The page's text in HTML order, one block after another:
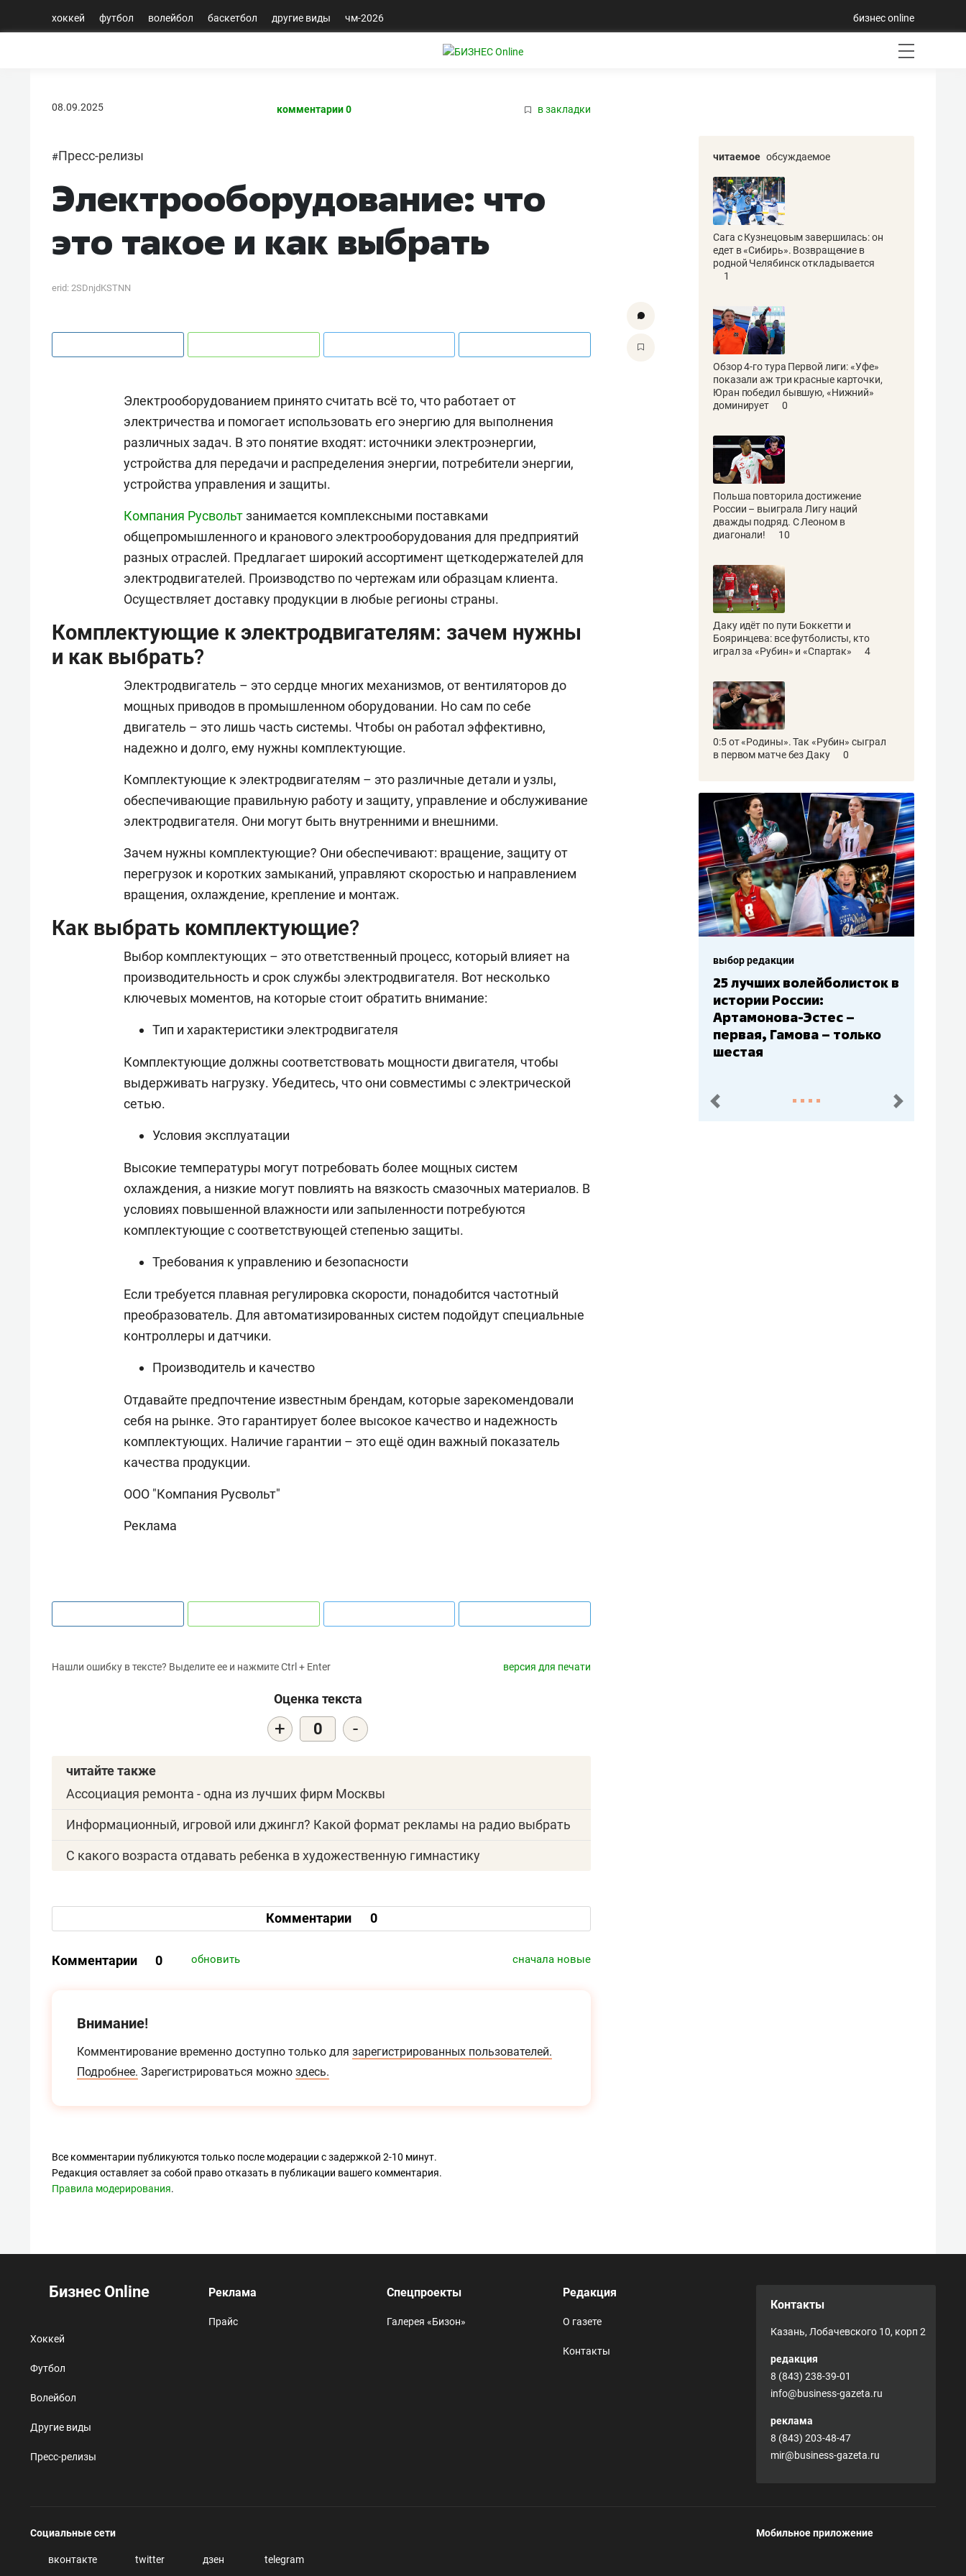
хоккей футбол волейбол баскетбол другие виды чм-2026 бизнес online
08.09.2025 комментарии 0 в закладки
#Пресс-релизы
Электрооборудование: что
это такое и как выбрать
erid: 2SDnjdKSTNN
Электрооборудованием принято считать всё то, что работает от
электричества и помогает использовать его энергию для выполнения
различных задач. В это понятие входят: источники электроэнергии,
устройства для передачи и распределения энергии, потребители энергии,
устройства управления и защиты.
Компания Русвольтзанимается комплексными поставками
общепромышленного и кранового электрооборудования для предприятий
разных отраслей. Предлагает широкий ассортимент щеткодержателей для
электродвигателей. Производство по чертежам или образцам клиента.
Осуществляет доставку продукции в любые регионы страны.
Комплектующие к электродвигателям: зачем нужны
и как выбрать?
Электродвигатель – это сердце многих механизмов, от вентиляторов до
мощных приводов в промышленном оборудовании. Но сам по себе
двигатель – это лишь часть системы. Чтобы он работал эффективно,
надежно и долго, ему нужны комплектующие.
Комплектующие к электродвигателям – это различные детали и узлы,
обеспечивающие правильную работу и защиту, управление и обслуживание
электродвигателя. Они могут быть внутренними и внешними.
Зачем нужны комплектующие? Они обеспечивают: вращение, защиту от
перегрузок и коротких замыканий, управляют скоростью и направлением
вращения, охлаждение, крепление и монтаж.
Как выбрать комплектующие?
Выбор комплектующих – это ответственный процесс, который влияет на
производительность и срок службы электродвигателя. Вот несколько
ключевых моментов, на которые стоит обратить внимание:
Тип и характеристики электродвигателя
Комплектующие должны соответствовать мощности двигателя, чтобы
выдерживать нагрузку. Убедитесь, что они совместимы с электрической
сетью.
Условия эксплуатации
Высокие температуры могут потребовать более мощных систем
охлаждения, а низкие могут повлиять на вязкость смазочных материалов. В
условиях повышенной влажности или запыленности потребуются
комплектующие с соответствующей степенью защиты.
Требования к управлению и безопасности
Если требуется плавная регулировка скорости, понадобится частотный
преобразователь. Для автоматизированных систем подойдут специальные
контроллеры и датчики.
Производитель и качество
Отдавайте предпочтение известным брендам, которые зарекомендовали
себя на рынке. Это гарантирует более высокое качество и надежность
комплектующих. Наличие гарантии – это ещё один важный показатель
качества продукции.
ООО "Компания Русвольт"
Реклама
Нашли ошибку в тексте? Выделите ее и нажмите Ctrl + Enter версия для печати
Оценка текста
+ 0 -
читайте также
Ассоциация ремонта - одна из лучших фирм Москвы
Информационный, игровой или джингл? Какой формат рекламы на радио выбрать
С какого возраста отдавать ребенка в художественную гимнастику
Комментарии 0
Комментарии 0 обновить сначала новые
Внимание!
Комментирование временно доступно только для зарегистрированных пользователей.
Подробнее. Зарегистрироваться можно здесь.
Все комментарии публикуются только после модерации с задержкой 2-10 минут.
Редакция оставляет за собой право отказать в публикации вашего комментария.
Правила модерирования.
читаемое обсуждаемое
Сага с Кузнецовым завершилась: он
едет в «Сибирь». Возвращение в
родной Челябинск откладывается
1
Обзор 4-го тура Первой лиги: «Уфе»
показали аж три красные карточки,
Юран победил бывшую, «Нижний»
доминирует
0
Польша повторила достижение
России – выиграла Лигу наций
дважды подряд. С Леоном в
диагонали!
10
Даку идёт по пути Боккетти и
Бояринцева: все футболисты, кто
играл за «Рубин» и «Спартак»
4
0:5 от «Родины». Так «Рубин» сыграл
в первом матче без Даку
0
выбор редакции
25 лучших волейболисток в
истории России:
Артамонова-Эстес –
первая, Гамова – только
Бюджеты
Барс» – второй,
Юлаев» –
пред. след.
Бизнес Online
Хоккей
Футбол
Волейбол
Другие виды
Пресс-релизы
Реклама
Прайс
Спецпроекты
Галерея «Бизон»
Редакция
О газете
Контакты
Контакты
Казань, Лобачевского 10, корп 2
редакция
8 (843) 238-39-01
info@business-gazeta.ru
реклама
8 (843) 203-48-47
mir@business-gazeta.ru
Социальные сети
вконтакте twitter дзен telegram
Мобильное приложение